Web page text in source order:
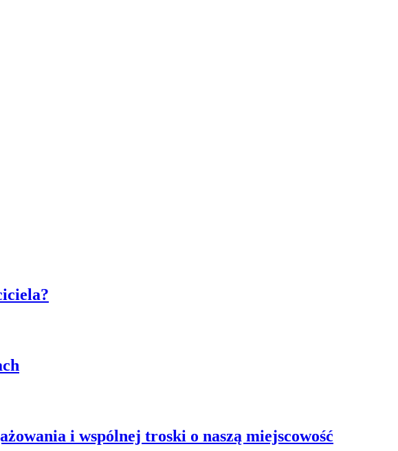
i wspólnej troski o naszą miejscowość